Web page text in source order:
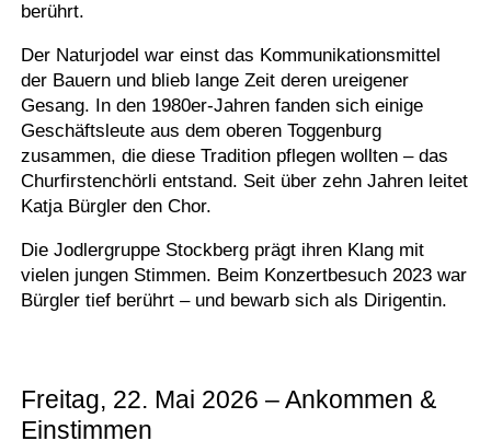
berührt.
Der Naturjodel war einst das Kommunikationsmittel
der Bauern und blieb lange Zeit deren ureigener
Gesang. In den 1980er-Jahren fanden sich einige
Geschäftsleute aus dem oberen Toggenburg
zusammen, die diese Tradition pflegen wollten – das
Churfirstenchörli entstand. Seit über zehn Jahren leitet
Katja Bürgler den Chor.
Die Jodlergruppe Stockberg prägt ihren Klang mit
vielen jungen Stimmen. Beim Konzertbesuch 2023 war
Bürgler tief berührt – und bewarb sich als Dirigentin.
Freitag, 22. Mai 2026 – Ankommen &
Einstimmen